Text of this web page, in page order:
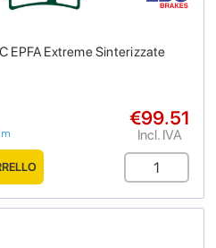
EPFA Extreme Sinterizzate
€99.51
Incl. IVA